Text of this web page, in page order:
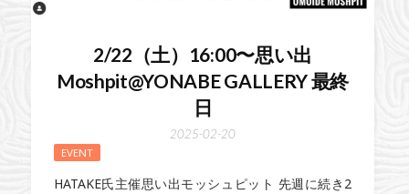
2/22（土）16:00〜思い出
Moshpit@YONABE GALLERY 最終
日
2025-02-20
EVENT
HATAKE氏主催思い出モッシュピット 先週に続き2